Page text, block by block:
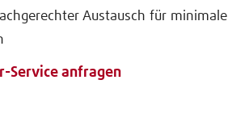
Austausch für minimale
Service anfragen